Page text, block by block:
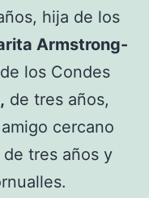
hija de los
Armstrong-
los Condes
de tres años,
cercano
de tres años y